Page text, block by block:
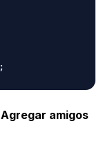
;
Agregar amigos